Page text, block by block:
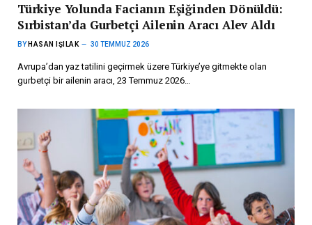
Türkiye Yolunda Facianın Eşiğinden Dönüldü:
Sırbistan’da Gurbetçi Ailenin Aracı Alev Aldı
BY HASAN IŞILAK 30 TEMMUZ 2026
Avrupa’dan yaz tatilini geçirmek üzere Türkiye’ye gitmekte olan
gurbetçi bir ailenin aracı, 23 Temmuz 2026…